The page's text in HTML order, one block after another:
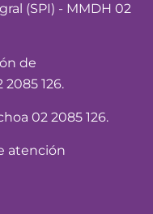
(SPI) - MMDH 02
de
126.
02 2085 126.
atención